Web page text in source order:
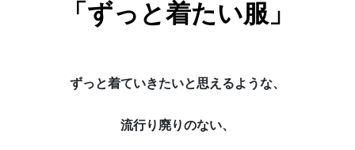
「ずっと着たい服」
ずっと着ていきたいと思えるような、
流行り廃りのない、